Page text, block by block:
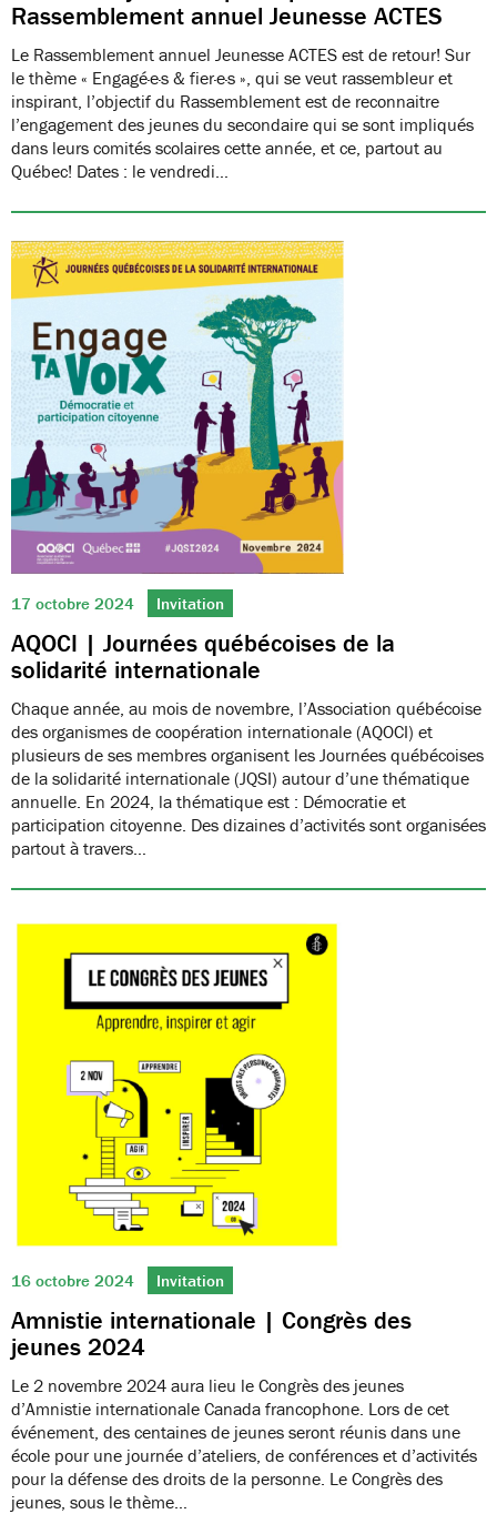
Rassemblement annuel Jeunesse ACTES
Le Rassemblement annuel Jeunesse ACTES est de retour! Sur
le thème « Engagé·e·s & fier·e·s », qui se veut rassembleur et
inspirant, l’objectif du Rassemblement est de reconnaitre
l’engagement des jeunes du secondaire qui se sont impliqués
dans leurs comités scolaires cette année, et ce, partout au
Québec! Dates : le vendredi…
17 octobre 2024 Invitation
AQOCI | Journées québécoises de la
solidarité internationale
Chaque année, au mois de novembre, l’Association québécoise
des organismes de coopération internationale (AQOCI) et
plusieurs de ses membres organisent les Journées québécoises
de la solidarité internationale (JQSI) autour d’une thématique
annuelle. En 2024, la thématique est : Démocratie et
participation citoyenne. Des dizaines d’activités sont organisées
partout à travers…
16 octobre 2024 Invitation
Amnistie internationale | Congrès des
jeunes 2024
Le 2 novembre 2024 aura lieu le Congrès des jeunes
d’Amnistie internationale Canada francophone. Lors de cet
événement, des centaines de jeunes seront réunis dans une
école pour une journée d’ateliers, de conférences et d’activités
pour la défense des droits de la personne. Le Congrès des
jeunes, sous le thème…